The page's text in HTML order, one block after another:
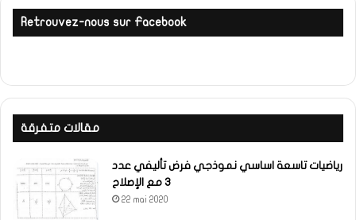
Retrouvez-nous sur Facebook
مقالات متفرقة
رياضيات تاسعة اساسي نموذجي فرض تأليفي عدد
3 مع الإصلاح
22 mai 2020